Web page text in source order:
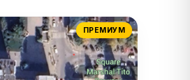
ПРЕМИУМ